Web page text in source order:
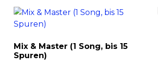
Mix & Master (1 Song, bis 15
Spuren)